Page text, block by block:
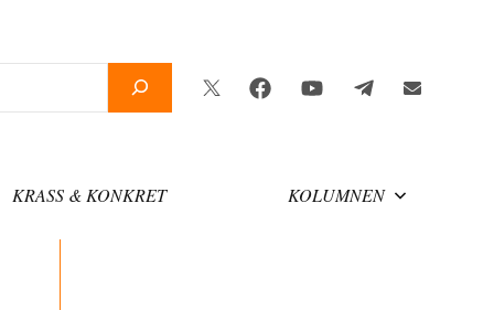
Twitter
FacebookYouTubeTelegramNewsletter
KRASS & KONKRET KOLUMNEN